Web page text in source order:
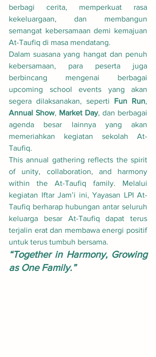
berbagi cerita, memperkuat rasa
kekeluargaan, dan membangun
semangat kebersamaan demi kemajuan
At-Taufiq di masa mendatang.
Dalam suasana yang hangat dan penuh
kebersamaan, para peserta juga
berbincang mengenai berbagai
upcoming school events yang akan
segera dilaksanakan, seperti Fun Run
Annual Show, Market Day, dan berbagai
agenda besar lainnya yang akan
memeriahkan kegiatan sekolah At-
Taufiq.
This annual gathering reflects the spirit
of unity, collaboration, and harmony
within the At-Taufiq family. Melalui
kegiatan Iftar Jam’i ini, Yayasan LPI At-
Taufiq berharap hubungan antar seluruh
keluarga besar At-Taufiq dapat terus
terjalin erat dan membawa energi positif
untuk terus tumbuh bersama.
“Together in Harmony, Growing
as One Family.”